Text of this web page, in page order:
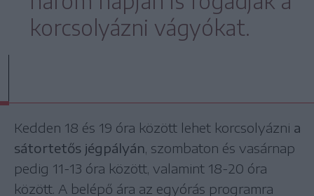
korcsolyázni vágyókat.
Kedden 18 és 19 óra között lehet korcsolyázni a
sátortetős jégpályán, szombaton és vasárnap
pedig 11-13 óra között, valamint 18-20 óra
között. A belépő ára az egyórás programra